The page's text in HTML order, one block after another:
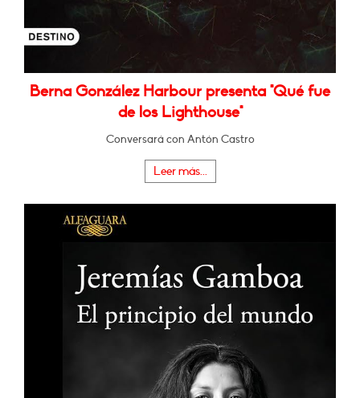
Berna González Harbour presenta "Qué fue
de los Lighthouse"
Conversará con Antón Castro
Leer más...